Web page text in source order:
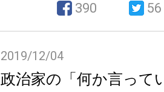
390 56
2019/12/04
政治家の「何か言って